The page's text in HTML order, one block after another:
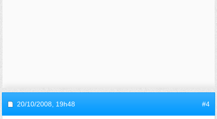
20/10/2008, 19h48 #4